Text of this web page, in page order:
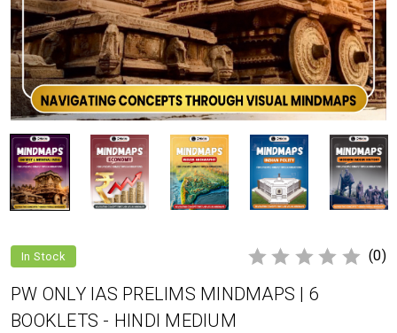
In Stock (0)
PW ONLY IAS PRELIMS MINDMAPS | 6
BOOKLETS - HINDI MEDIUM